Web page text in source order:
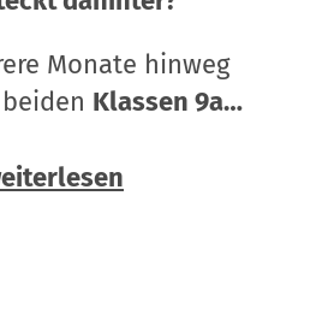
Monate hinweg
Klassen 9a…